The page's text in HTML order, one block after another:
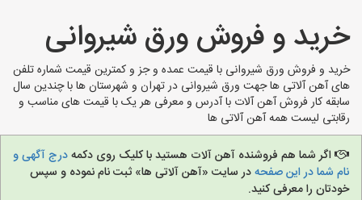
ورق
لوله و اتصالات
سایر آهن آلات
خرید و فروش ورق شیروانی
خرید و فروش ورق شیروانی با قیمت عمده و جز و کمترین قیمت شماره تلفن
های آهن آلاتی ها جهت ورق شیروانی در تهران و شهرستان ها با چندین سال
سابقه کار فروش آهن آلات با آدرس و معرفی هر یک با قیمت های مناسب و
رقابتی لیست همه آهن آلاتی ها
اگر شما هم فروشنده آهن آلات هستید با کلیک روی دکمهدرج آگهی و
نام شما در این صفحهدر سایت «آهن آلاتی ها» ثبت نام نموده و سپس
خودتان را معرفی کنید.